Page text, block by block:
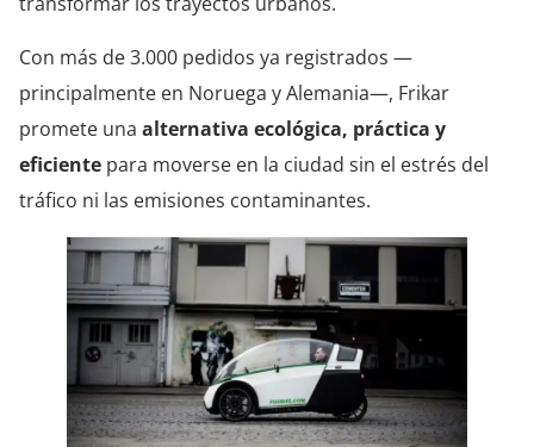
Con más de 3.000 pedidos ya registrados —
principalmente en Noruega y Alemania—, Frikar
promete una alternativa ecológica, práctica y
eficiente para moverse en la ciudad sin el estrés del
tráfico ni las emisiones contaminantes.